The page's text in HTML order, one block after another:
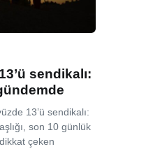
sendikalı:
13’ü sendikalı:
son 10 günlük
çeken